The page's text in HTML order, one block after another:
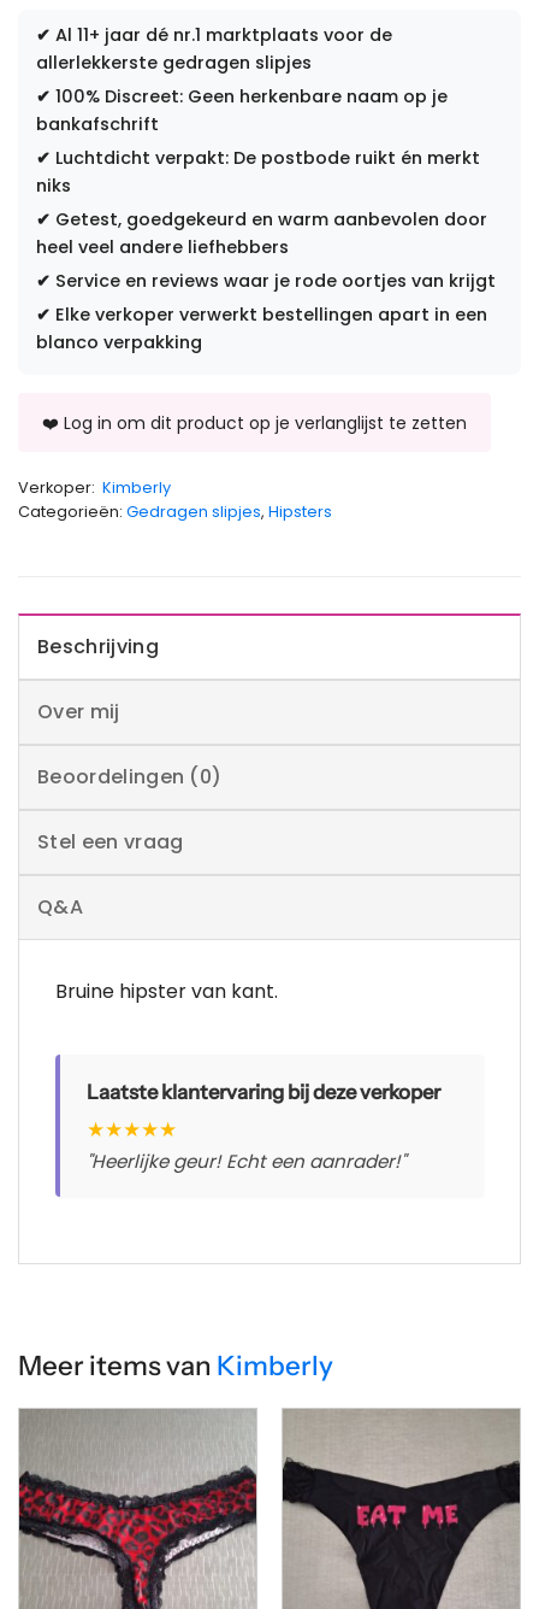
✔ Al 11+ jaar dé nr.1 marktplaats voor de
allerlekkerste gedragen slipjes
✔ 100% Discreet: Geen herkenbare naam op je
bankafschrift
✔ Luchtdicht verpakt: De postbode ruikt én merkt
niks
✔ Getest, goedgekeurd en warm aanbevolen door
heel veel andere liefhebbers
✔ Service en reviews waar je rode oortjes van krijgt
✔ Elke verkoper verwerkt bestellingen apart in een
blanco verpakking
Verkoper: Kimberly
Categorieën: Gedragen slipjes, Hipsters
Beschrijving
Over mij
Beoordelingen (0)
Stel een vraag
Q&A
Bruine hipster van kant.
Laatste klantervaring bij deze verkoper
★★★★★
"Heerlijke geur! Echt een aanrader!"
Meer items van Kimberly